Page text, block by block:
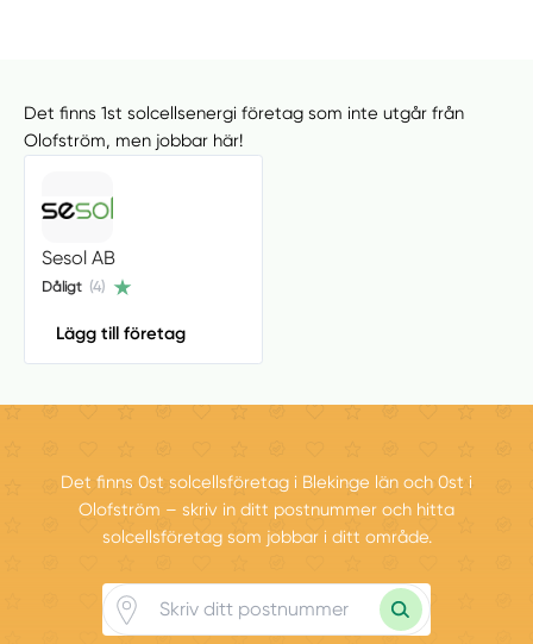
Det finns 1st solcellsenergi företag som inte utgår från
Olofström, men jobbar här!
Sesol AB
Dåligt (4)
Lägg till företag
Det finns 0st solcellsföretag i Blekinge län och 0st i
Olofström – skriv in ditt postnummer och hitta
solcellsföretag som jobbar i ditt område.